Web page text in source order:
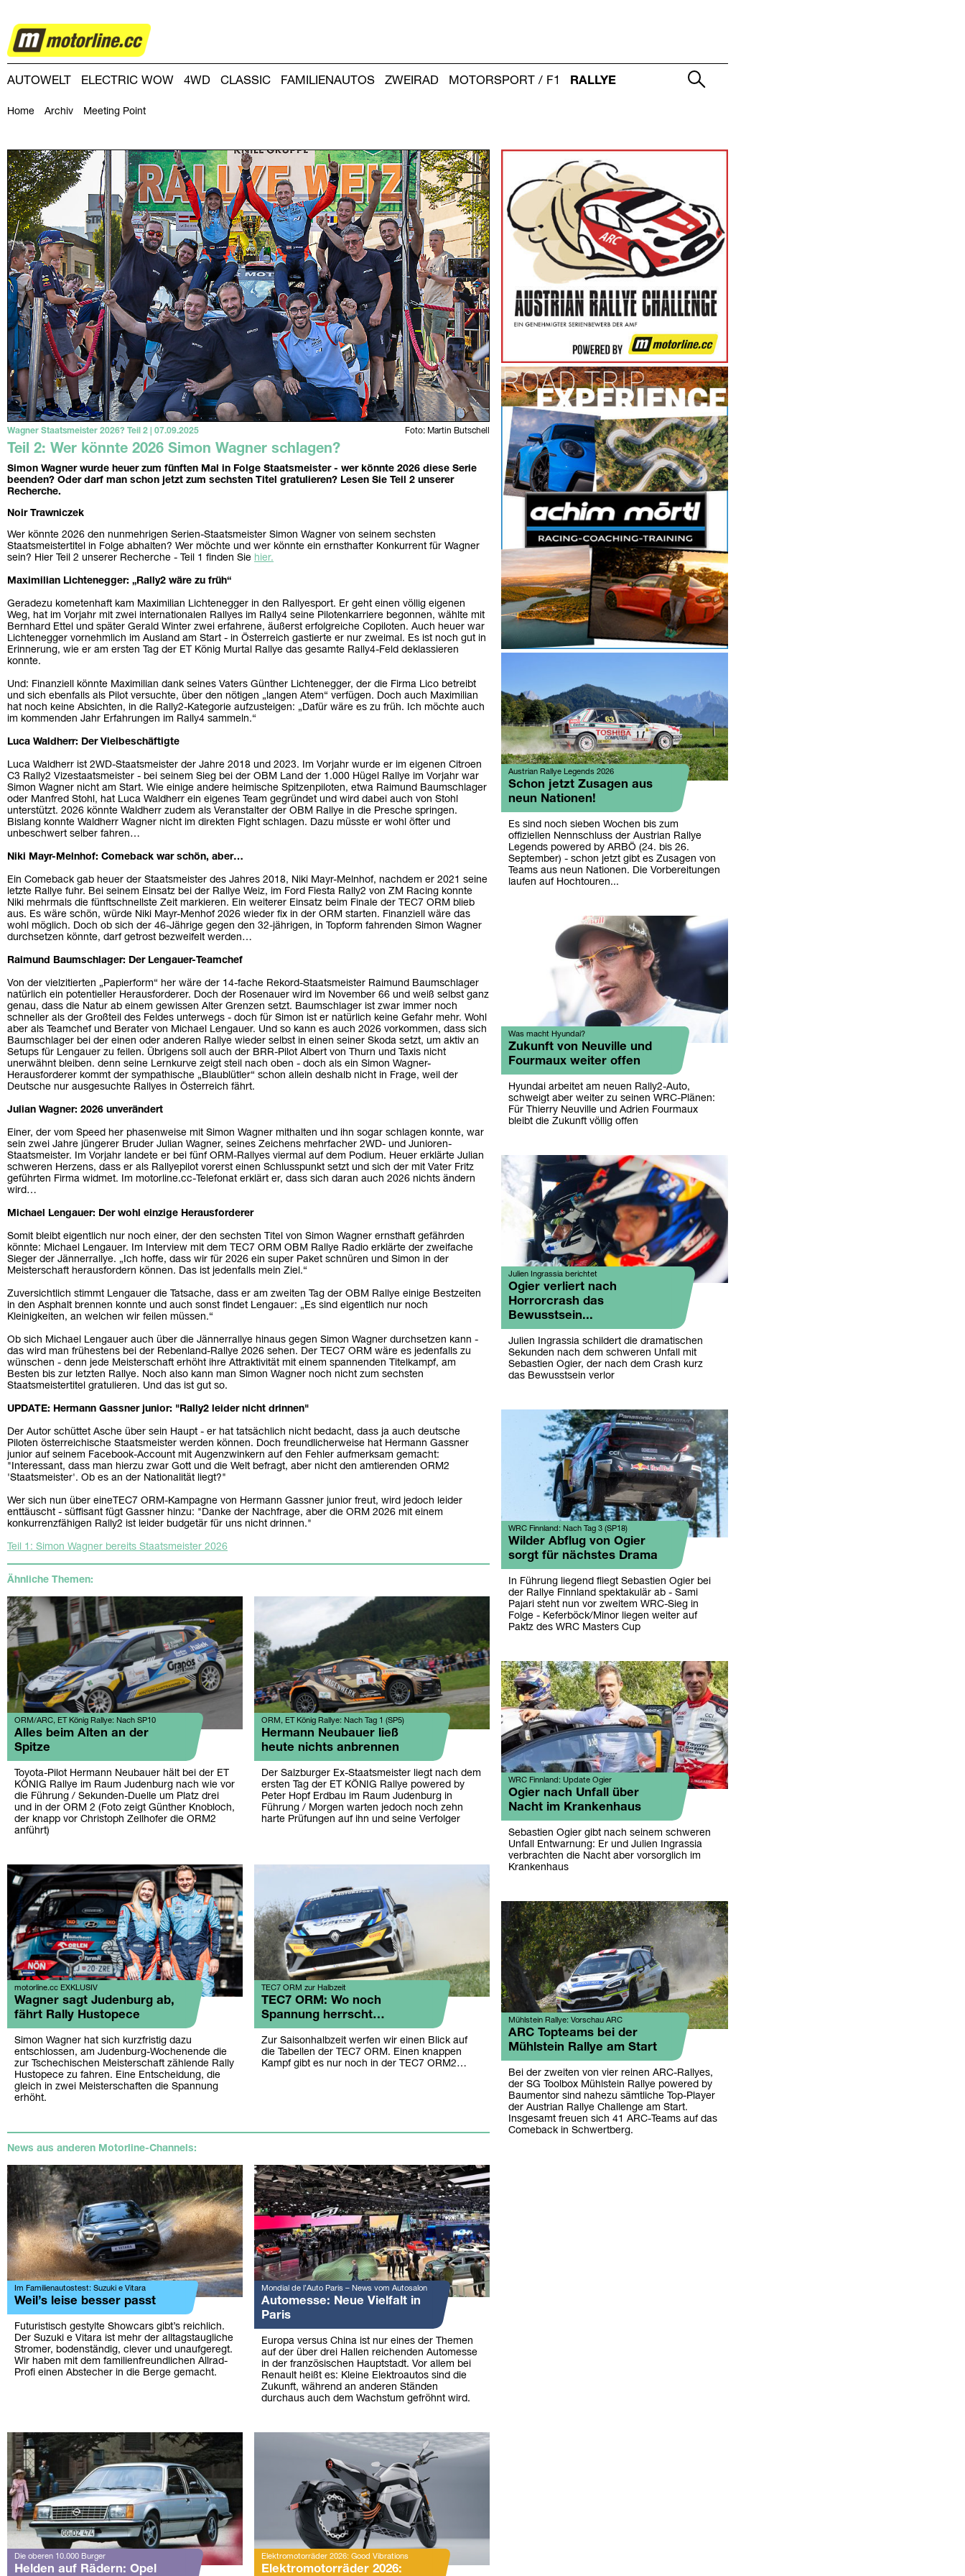
RALLYE
AUTOWELT ELECTRIC WOW 4WD CLASSIC FAMILIENAUTOS ZWEIRAD MOTORSPORT / F1 RALLYE
Home Archiv Meeting Point
Foto: Martin Butschell
Wagner Staatsmeister 2026? Teil 2 | 07.09.2025
Teil 2: Wer könnte 2026 Simon Wagner schlagen?
Simon Wagner wurde heuer zum fünften Mal in Folge Staatsmeister - wer könnte 2026 diese Serie
beenden? Oder darf man schon jetzt zum sechsten Titel gratulieren? Lesen Sie Teil 2 unserer
Recherche.
Noir Trawniczek
Wer könnte 2026 den nunmehrigen Serien-Staatsmeister Simon Wagner von seinem sechsten
Staatsmeistertitel in Folge abhalten? Wer möchte und wer könnte ein ernsthafter Konkurrent für Wagner
sein? Hier Teil 2 unserer Recherche - Teil 1 finden Sie hier.
Maximilian Lichtenegger: „Rally2 wäre zu früh“
Geradezu kometenhaft kam Maximilian Lichtenegger in den Rallyesport. Er geht einen völlig eigenen
Weg, hat im Vorjahr mit zwei internationalen Rallyes im Rally4 seine Pilotenkarriere begonnen, wählte mit
Bernhard Ettel und später Gerald Winter zwei erfahrene, äußerst erfolgreiche Copiloten. Auch heuer war
Lichtenegger vornehmlich im Ausland am Start - in Österreich gastierte er nur zweimal. Es ist noch gut in
Erinnerung, wie er am ersten Tag der ET König Murtal Rallye das gesamte Rally4-Feld deklassieren
konnte.
Und: Finanziell könnte Maximilian dank seines Vaters Günther Lichtenegger, der die Firma Lico betreibt
und sich ebenfalls als Pilot versuchte, über den nötigen „langen Atem“ verfügen. Doch auch Maximilian
hat noch keine Absichten, in die Rally2-Kategorie aufzusteigen: „Dafür wäre es zu früh. Ich möchte auch
im kommenden Jahr Erfahrungen im Rally4 sammeln.“
Luca Waldherr: Der Vielbeschäftigte
Luca Waldherr ist 2WD-Staatsmeister der Jahre 2018 und 2023. Im Vorjahr wurde er im eigenen Citroen
C3 Rally2 Vizestaatsmeister - bei seinem Sieg bei der OBM Land der 1.000 Hügel Rallye im Vorjahr war
Simon Wagner nicht am Start. Wie einige andere heimische Spitzenpiloten, etwa Raimund Baumschlager
oder Manfred Stohl, hat Luca Waldherr ein eigenes Team gegründet und wird dabei auch von Stohl
unterstützt. 2026 könnte Waldherr zudem als Veranstalter der OBM Rallye in die Presche springen.
Bislang konnte Waldherr Wagner nicht im direkten Fight schlagen. Dazu müsste er wohl öfter und
unbeschwert selber fahren…
Niki Mayr-Melnhof: Comeback war schön, aber…
Ein Comeback gab heuer der Staatsmeister des Jahres 2018, Niki Mayr-Melnhof, nachdem er 2021 seine
letzte Rallye fuhr. Bei seinem Einsatz bei der Rallye Weiz, im Ford Fiesta Rally2 von ZM Racing konnte
Niki mehrmals die fünftschnellste Zeit markieren. Ein weiterer Einsatz beim Finale der TEC7 ORM blieb
aus. Es wäre schön, würde Niki Mayr-Menhof 2026 wieder fix in der ORM starten. Finanziell wäre das
wohl möglich. Doch ob sich der 46-Jährige gegen den 32-jährigen, in Topform fahrenden Simon Wagner
durchsetzen könnte, darf getrost bezweifelt werden…
Raimund Baumschlager: Der Lengauer-Teamchef
Von der vielzitierten „Papierform“ her wäre der 14-fache Rekord-Staatsmeister Raimund Baumschlager
natürlich ein potentieller Herausforderer. Doch der Rosenauer wird im November 66 und weiß selbst ganz
genau, dass die Natur ab einem gewissen Alter Grenzen setzt. Baumschlager ist zwar immer noch
schneller als der Großteil des Feldes unterwegs - doch für Simon ist er natürlich keine Gefahr mehr. Wohl
aber als Teamchef und Berater von Michael Lengauer. Und so kann es auch 2026 vorkommen, dass sich
Baumschlager bei der einen oder anderen Rallye wieder selbst in einen seiner Skoda setzt, um aktiv an
Setups für Lengauer zu feilen. Übrigens soll auch der BRR-Pilot Albert von Thurn und Taxis nicht
unerwähnt bleiben. denn seine Lernkurve zeigt steil nach oben - doch als ein Simon Wagner-
Herausforderer kommt der sympathische „Blaublütler“ schon allein deshalb nicht in Frage, weil der
Deutsche nur ausgesuchte Rallyes in Österreich fährt.
Julian Wagner: 2026 unverändert
Einer, der vom Speed her phasenweise mit Simon Wagner mithalten und ihn sogar schlagen konnte, war
sein zwei Jahre jüngerer Bruder Julian Wagner, seines Zeichens mehrfacher 2WD- und Junioren-
Staatsmeister. Im Vorjahr landete er bei fünf ORM-Rallyes viermal auf dem Podium. Heuer erklärte Julian
schweren Herzens, dass er als Rallyepilot vorerst einen Schlusspunkt setzt und sich der mit Vater Fritz
geführten Firma widmet. Im motorline.cc-Telefonat erklärt er, dass sich daran auch 2026 nichts ändern
wird…
Michael Lengauer: Der wohl einzige Herausforderer
Somit bleibt eigentlich nur noch einer, der den sechsten Titel von Simon Wagner ernsthaft gefährden
könnte: Michael Lengauer. Im Interview mit dem TEC7 ORM OBM Rallye Radio erklärte der zweifache
Sieger der Jännerrallye. „Ich hoffe, dass wir für 2026 ein super Paket schnüren und Simon in der
Meisterschaft herausfordern können. Das ist jedenfalls mein Ziel.“
Zuversichtlich stimmt Lengauer die Tatsache, dass er am zweiten Tag der OBM Rallye einige Bestzeiten
in den Asphalt brennen konnte und auch sonst findet Lengauer: „Es sind eigentlich nur noch
Kleinigkeiten, an welchen wir feilen müssen.“
Ob sich Michael Lengauer auch über die Jännerrallye hinaus gegen Simon Wagner durchsetzen kann -
das wird man frühestens bei der Rebenland-Rallye 2026 sehen. Der TEC7 ORM wäre es jedenfalls zu
wünschen - denn jede Meisterschaft erhöht ihre Attraktivität mit einem spannenden Titelkampf, am
Besten bis zur letzten Rallye. Noch also kann man Simon Wagner noch nicht zum sechsten
Staatsmeistertitel gratulieren. Und das ist gut so.
UPDATE: Hermann Gassner junior: "Rally2 leider nicht drinnen"
Der Autor schüttet Asche über sein Haupt - er hat tatsächlich nicht bedacht, dass ja auch deutsche
Piloten österreichische Staatsmeister werden können. Doch freundlicherweise hat Hermann Gassner
junior auf seinem Facebook-Account mit Augenzwinkern auf den Fehler aufmerksam gemacht:
"Interessant, dass man hierzu zwar Gott und die Welt befragt, aber nicht den amtierenden ORM2
'Staatsmeister'. Ob es an der Nationalität liegt?"
Wer sich nun über eineTEC7 ORM-Kampagne von Hermann Gassner junior freut, wird jedoch leider
enttäuscht - süffisant fügt Gassner hinzu: "Danke der Nachfrage, aber die ORM 2026 mit einem
konkurrenzfähigen Rally2 ist leider budgetär für uns nicht drinnen."
Teil 1: Simon Wagner bereits Staatsmeister 2026
Ähnliche Themen:
ORM/ARC, ET König Rallye: Nach SP10
Alles beim Alten an der
Spitze
Toyota-Pilot Hermann Neubauer hält bei der ET
KÖNIG Rallye im Raum Judenburg nach wie vor
die Führung / Sekunden-Duelle um Platz drei
und in der ORM 2 (Foto zeigt Günther Knobloch,
der knapp vor Christoph Zellhofer die ORM2
anführt)
ORM, ET König Rallye: Nach Tag 1 (SP5)
Hermann Neubauer ließ
heute nichts anbrennen
Der Salzburger Ex-Staatsmeister liegt nach dem
ersten Tag der ET KÖNIG Rallye powered by
Peter Hopf Erdbau im Raum Judenburg in
Führung / Morgen warten jedoch noch zehn
harte Prüfungen auf ihn und seine Verfolger
motorline.cc EXKLUSIV
Wagner sagt Judenburg ab,
fährt Rally Hustopece
Simon Wagner hat sich kurzfristig dazu
entschlossen, am Judenburg-Wochenende die
zur Tschechischen Meisterschaft zählende Rally
Hustopece zu fahren. Eine Entscheidung, die
gleich in zwei Meisterschaften die Spannung
erhöht.
TEC7 ORM zur Halbzeit
TEC7 ORM: Wo noch
Spannung herrscht…
Zur Saisonhalbzeit werfen wir einen Blick auf
die Tabellen der TEC7 ORM. Einen knappen
Kampf gibt es nur noch in der TEC7 ORM2…
News aus anderen Motorline-Channels:
Im Familienautostest: Suzuki e Vitara
Weil’s leise besser passt
Futuristisch gestylte Showcars gibt’s reichlich.
Der Suzuki e Vitara ist mehr der alltagstaugliche
Stromer, bodenständig, clever und unaufgeregt.
Wir haben mit dem familienfreundlichen Allrad-
Profi einen Abstecher in die Berge gemacht.
Mondial de l’Auto Paris – News vom Autosalon
Automesse: Neue Vielfalt in
Paris
Europa versus China ist nur eines der Themen
auf der über drei Hallen reichenden Automesse
in der französischen Hauptstadt. Vor allem bei
Renault heißt es: Kleine Elektroautos sind die
Zukunft, während an anderen Ständen
durchaus auch dem Wachstum gefröhnt wird.
Die oberen 10.000 Burger
Helden auf Rädern: Opel
Elektromotorräder 2026: Good Vibrations
Elektromotorräder 2026:
Weitere
Austrian Rallye Legends 2026
Schon jetzt Zusagen aus
neun Nationen!
Es sind noch sieben Wochen bis zum
offiziellen Nennschluss der Austrian Rallye
Legends powered by ARBÖ (24. bis 26.
September) - schon jetzt gibt es Zusagen von
Teams aus neun Nationen. Die Vorbereitungen
laufen auf Hochtouren...
Was macht Hyundai?
Zukunft von Neuville und
Fourmaux weiter offen
Hyundai arbeitet am neuen Rally2-Auto,
schweigt aber weiter zu seinen WRC-Plänen:
Für Thierry Neuville und Adrien Fourmaux
bleibt die Zukunft völlig offen
Julien Ingrassia berichtet
Ogier verliert nach
Horrorcrash das
Bewusstsein...
Julien Ingrassia schildert die dramatischen
Sekunden nach dem schweren Unfall mit
Sebastien Ogier, der nach dem Crash kurz
das Bewusstsein verlor
WRC Finnland: Nach Tag 3 (SP18)
Wilder Abflug von Ogier
sorgt für nächstes Drama
In Führung liegend fliegt Sebastien Ogier bei
der Rallye Finnland spektakulär ab - Sami
Pajari steht nun vor zweitem WRC-Sieg in
Folge - Keferböck/Minor liegen weiter auf
Paktz des WRC Masters Cup
WRC Finnland: Update Ogier
Ogier nach Unfall über
Nacht im Krankenhaus
Sebastien Ogier gibt nach seinem schweren
Unfall Entwarnung: Er und Julien Ingrassia
verbrachten die Nacht aber vorsorglich im
Krankenhaus
Mühlstein Rallye: Vorschau ARC
ARC Topteams bei der
Mühlstein Rallye am Start
Bei der zweiten von vier reinen ARC-Rallyes,
der SG Toolbox Mühlstein Rallye powered by
Baumentor sind nahezu sämtliche Top-Player
der Austrian Rallye Challenge am Start.
Insgesamt freuen sich 41 ARC-Teams auf das
Comeback in Schwertberg.